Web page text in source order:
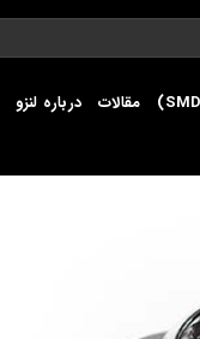
مقالات درباره لنزو